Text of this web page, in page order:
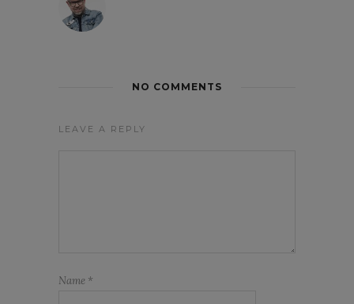
NO COMMENTS
LEAVE A REPLY
Name *